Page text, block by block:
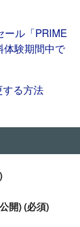
ール「PRIME
体験期間中で
る方法
開) (必須)